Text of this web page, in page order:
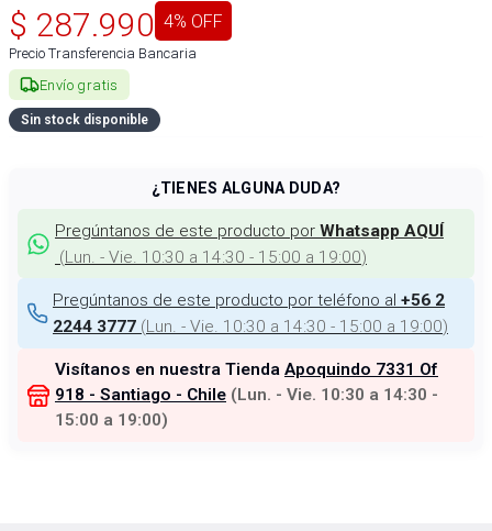
$ 287.990 4% OFF
Precio Transferencia Bancaria
Envío gratis
Sin stock disponible
¿TIENES ALGUNA DUDA?
Pregúntanos de este producto por Whatsapp AQUÍ
(Lun. - Vie. 10:30 a 14:30 - 15:00 a 19:00)
Pregúntanos de este producto por teléfono al +56 2
2244 3777 (Lun. - Vie. 10:30 a 14:30 - 15:00 a 19:00)
Visítanos en nuestra Tienda Apoquindo 7331 Of
918 - Santiago - Chile (Lun. - Vie. 10:30 a 14:30 -
15:00 a 19:00)